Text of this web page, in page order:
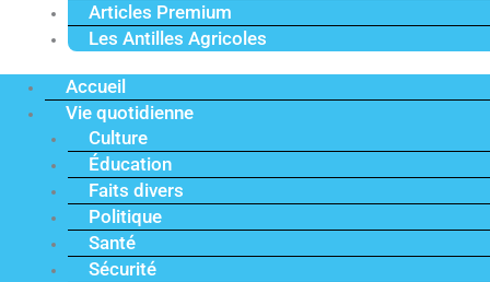
Articles Premium
Les Antilles Agricoles
Accueil
Vie quotidienne
Culture
Éducation
Faits divers
Politique
Santé
Sécurité